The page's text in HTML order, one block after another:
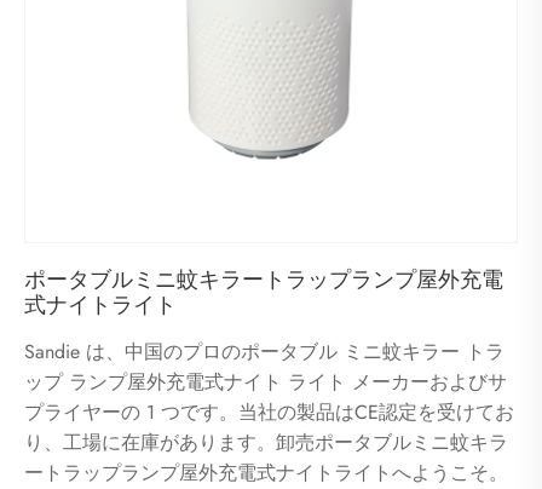
ポータブルミニ蚊キラートラップランプ屋外充電
式ナイトライト
Sandie は、中国のプロのポータブル ミニ蚊キラー トラ
ップ ランプ屋外充電式ナイト ライト メーカーおよびサ
プライヤーの 1 つです。当社の製品はCE認定を受けてお
り、工場に在庫があります。卸売ポータブルミニ蚊キラ
ートラップランプ屋外充電式ナイトライトへようこそ。